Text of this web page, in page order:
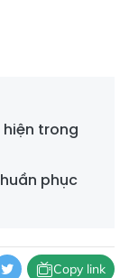
trong
phục
Copy link